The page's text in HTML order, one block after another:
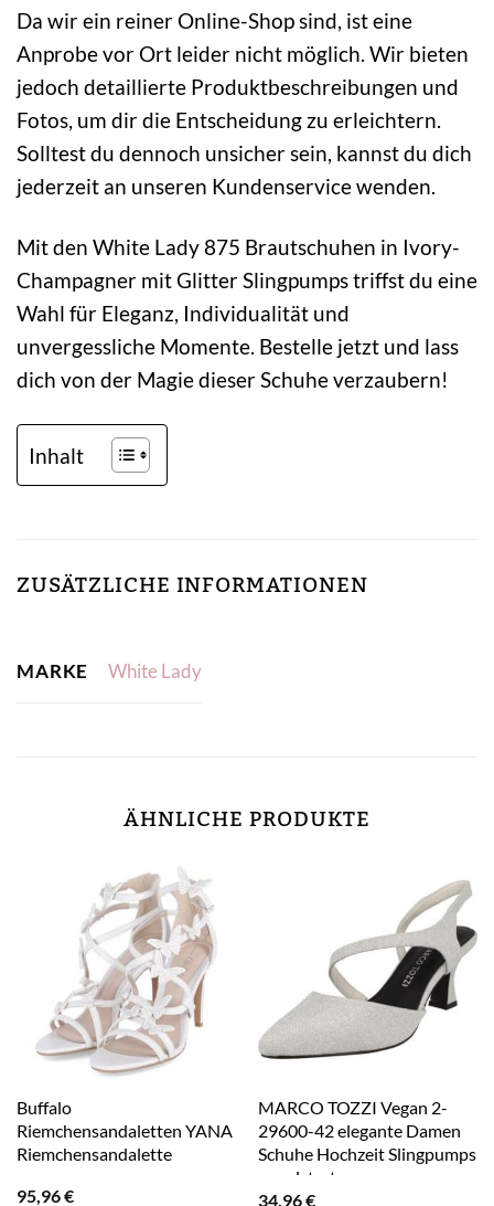
Da wir ein reiner Online-Shop sind, ist eine
Anprobe vor Ort leider nicht möglich. Wir bieten
jedoch detaillierte Produktbeschreibungen und
Fotos, um dir die Entscheidung zu erleichtern.
Solltest du dennoch unsicher sein, kannst du dich
jederzeit an unseren Kundenservice wenden.
Mit den White Lady 875 Brautschuhen in Ivory-
Champagner mit Glitter Slingpumps triffst du eine
Wahl für Eleganz, Individualität und
unvergessliche Momente. Bestelle jetzt und lass
dich von der Magie dieser Schuhe verzaubern!
Inhalt
ZUSÄTZLICHE INFORMATIONEN
MARKE White Lady
ÄHNLICHE PRODUKTE
Buffalo
Riemchensandaletten YANA
Riemchensandalette
95,96€
MARCO TOZZI Vegan 2-
29600-42 elegante Damen
Schuhe Hochzeit Slingpumps
gepolstert
34,96€